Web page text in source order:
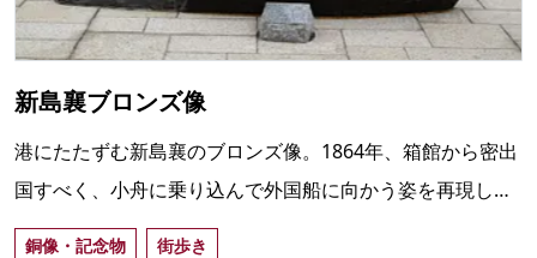
新島襄ブロンズ像
港にたたずむ新島襄のブロンズ像。1864年、箱館から密出
国すべく、小舟に乗り込んで外国船に向かう姿を再現して
いる。場所は西波止場近くの末広緑地。
銅像・記念物 街歩き